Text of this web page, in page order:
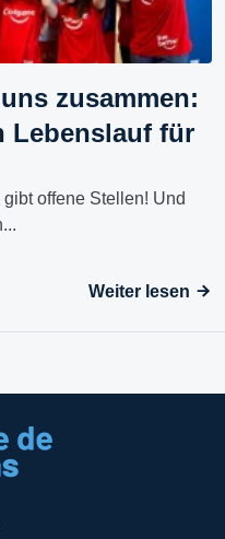
zusammen:
Lebenslauf für
offene Stellen! Und
Weiter lesen